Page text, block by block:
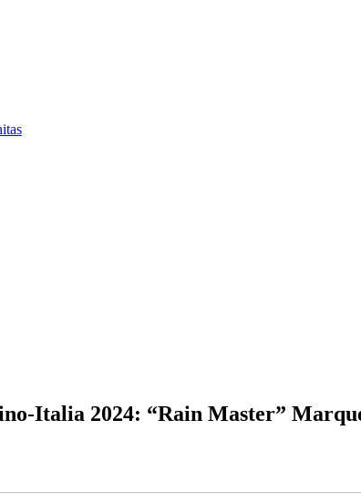
Italia 2024: “Rain Master”